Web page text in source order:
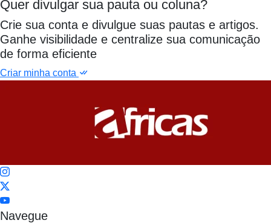
Quer divulgar sua pauta ou coluna?
Crie sua conta e divulgue suas pautas e artigos.
Ganhe visibilidade e centralize sua comunicação
de forma eficiente
Criar minha conta
Navegue